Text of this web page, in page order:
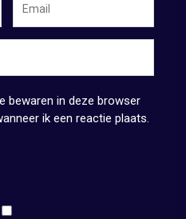
bewaren in deze browser
ik een reactie plaats.